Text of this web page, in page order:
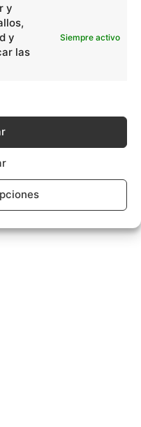
y
y
las
Siempre activo